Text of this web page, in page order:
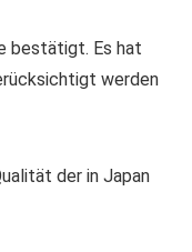
bestätigt. Es hat
werden
der in Japan